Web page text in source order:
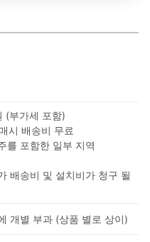
(부가세 포함)
시 배송비 무료
를 포함한 일부 지역
배송비 및 설치비가 청구 될
개별 부과 (상품 별로 상이)